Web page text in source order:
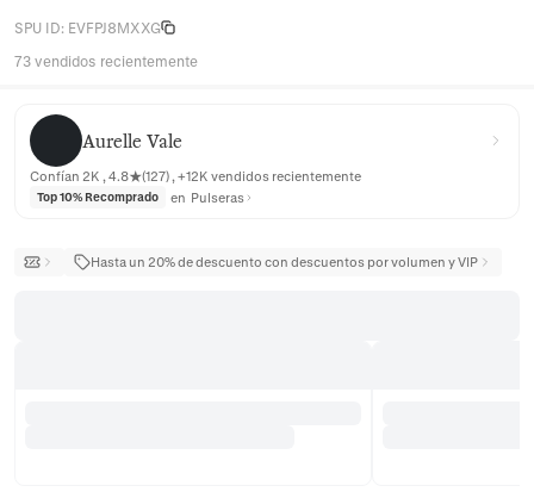
SPU ID: EVFPJ8MXXG
73 vendidos recientemente
Aurelle Vale
Aurelle Vale
Confían 2K , 4.8★(127) , +12K vendidos recientemente
Top 10% Recomprado en Pulseras
Hasta un 20% de descuento con descuentos por volumen y VIP